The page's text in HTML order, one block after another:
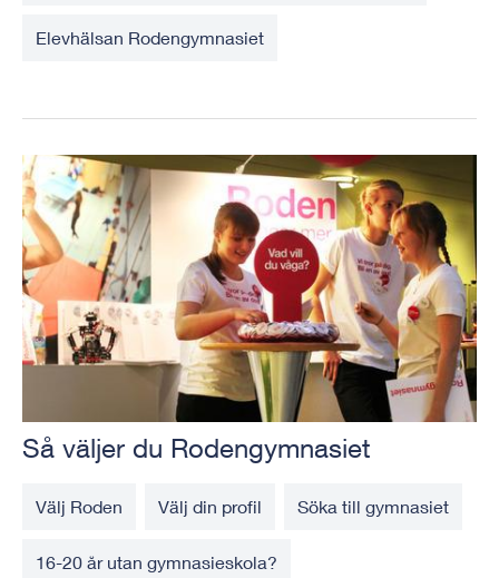
Elevhälsan Rodengymnasiet
Så väljer du Rodengymnasiet
Välj Roden Välj din profil Söka till gymnasiet
16-20 år utan gymnasieskola?